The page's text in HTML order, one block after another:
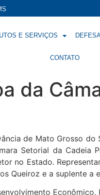
E SERVIÇOS
CONTATO
da
de Mato Grosso
Setorial da
no Estado.
Queiroz e a suplente a